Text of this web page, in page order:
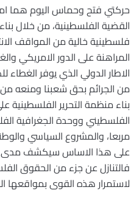
حركتي فتح وحماس اليوم هما
القضية الفلسطينية، من خلال
فلسطينية خالية من المواقف
المراهنة على الدور الامريكي
الاطار الدولي الذي يوفر الغطاء
من الجرائم بحق شعبنا ومنعه
بناء منظمة التحرير
مربعا، والمشروع السياسي
على هذا الاساس سيكشف مدى
فالتنازل عن جزء من الحقوق
لاستمرار هذه القوى بمواقعها